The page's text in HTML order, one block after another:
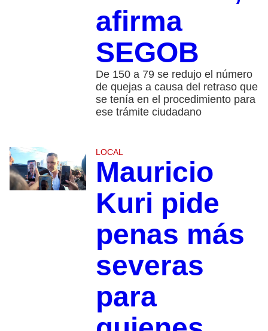
afirma
SEGOB
De 150 a 79 se redujo el número
de quejas a causa del retraso que
se tenía en el procedimiento para
ese trámite ciudadano
LOCAL
Mauricio
Kuri pide
penas más
severas
para